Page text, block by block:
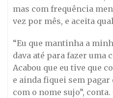
mas com frequência
vez por mês, e aceita
“Eu que mantinha a
dava até para fazer uma
Acabou que eu tive que
e ainda fiquei sem pagar
com o nome sujo”,